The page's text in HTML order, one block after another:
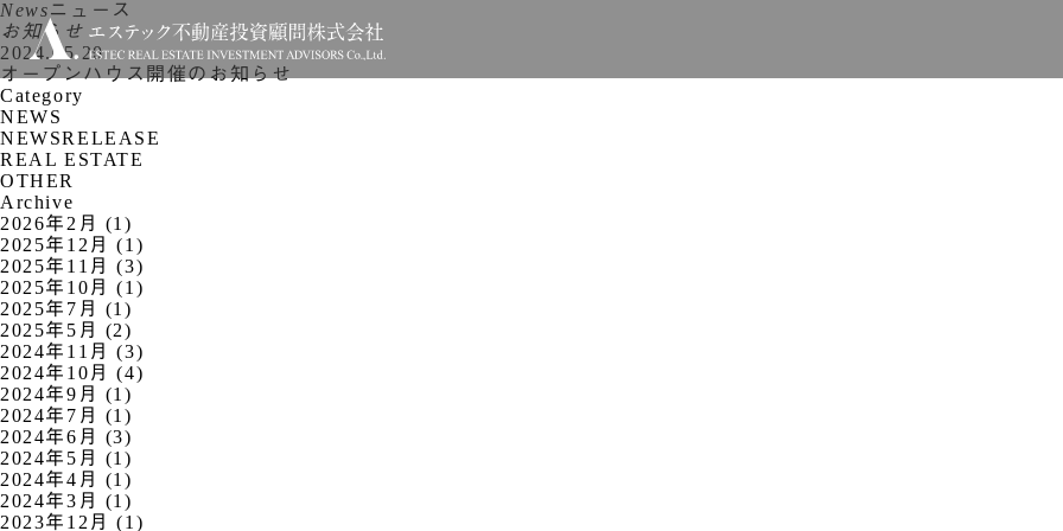
Newsニュース
お知らせ
2024.05.20
オープンハウス開催のお知らせ
Category
NEWS
NEWSRELEASE
REAL ESTATE
OTHER
Archive
2026年2月 (1)
2025年12月 (1)
2025年11月 (3)
2025年10月 (1)
2025年7月 (1)
2025年5月 (2)
2024年11月 (3)
2024年10月 (4)
2024年9月 (1)
2024年7月 (1)
2024年6月 (3)
2024年5月 (1)
2024年4月 (1)
2024年3月 (1)
2023年12月 (1)